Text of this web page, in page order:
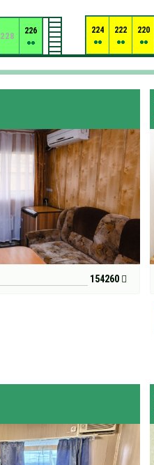
220
222
224
226
228
154260